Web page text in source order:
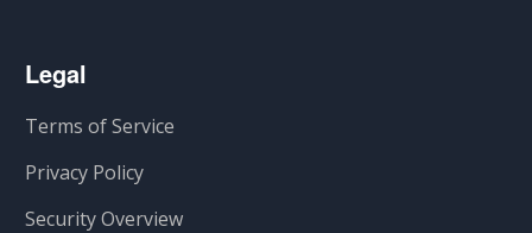
Legal
Terms of Service
Privacy Policy
Security Overview